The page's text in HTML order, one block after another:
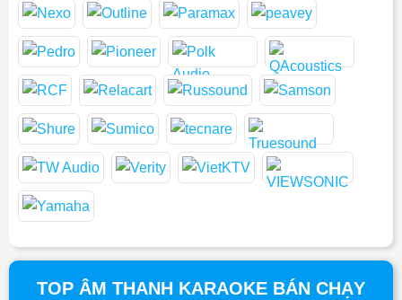
TOP ÂM THANH KARAOKE BÁN CHẠY